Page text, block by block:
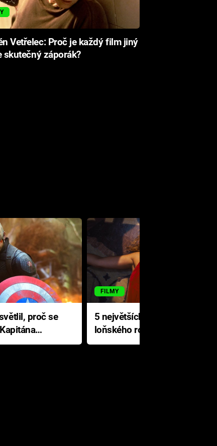
Vetřelec: Proč je každý film jiný
skutečný záporák?
proč se
FILMY
5 největších propadáků
loňského roku: Disney na
jediné katastrofě prodělal 200